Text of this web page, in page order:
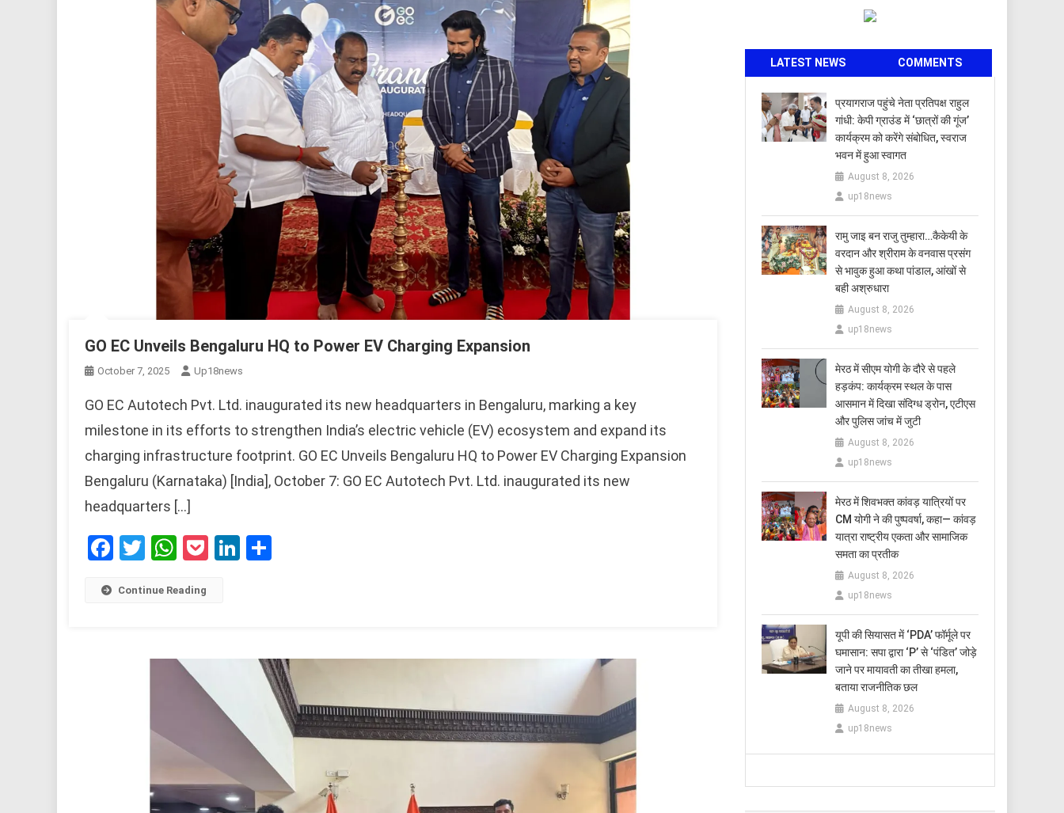
GO EC Unveils Bengaluru HQ to Power EV Charging Expansion
October 7, 2025 Up18news
GO EC Autotech Pvt. Ltd. inaugurated its new headquarters in Bengaluru, marking a key
milestone in its efforts to strengthen India’s electric vehicle (EV) ecosystem and expand its
charging infrastructure footprint. GO EC Unveils Bengaluru HQ to Power EV Charging Expansion
Bengaluru (Karnataka) [India], October 7: GO EC Autotech Pvt. Ltd. inaugurated its new
headquarters […]
Facebook
Twitter
WhatsApp
PocketLinkedIn
Continue Reading
LATEST NEWS COMMENTS
प्रयागराज पहुंचे नेता प्रतिपक्ष राहुल
गांधी: केपी ग्राउंड में ‘छात्रों की गूंज’
कार्यक्रम को करेंगे संबोधित, स्वराज
भवन में हुआ स्वागत
August 8, 2026
up18news
रामु जाइ बन राजु तुम्हारा…कैकेयी के
वरदान और श्रीराम के वनवास प्रसंग
से भावुक हुआ कथा पांडाल, आंखों से
बही अश्रुधारा
August 8, 2026
up18news
मेरठ में सीएम योगी के दौरे से पहले
हड़कंप: कार्यक्रम स्थल के पास
आसमान में दिखा संदिग्ध ड्रोन, एटीएस
और पुलिस जांच में जुटी
August 8, 2026
up18news
मेरठ में शिवभक्त कांवड़ यात्रियों पर
CM योगी ने की पुष्पवर्षा, कहा— कांवड़
यात्रा राष्ट्रीय एकता और सामाजिक
समता का प्रतीक
August 8, 2026
up18news
यूपी की सियासत में ‘PDA’ फॉर्मूले पर
घमासान: सपा द्वारा ‘P’ से ‘पंडित’ जोड़े
जाने पर मायावती का तीखा हमला,
बताया राजनीतिक छल
August 8, 2026
up18news